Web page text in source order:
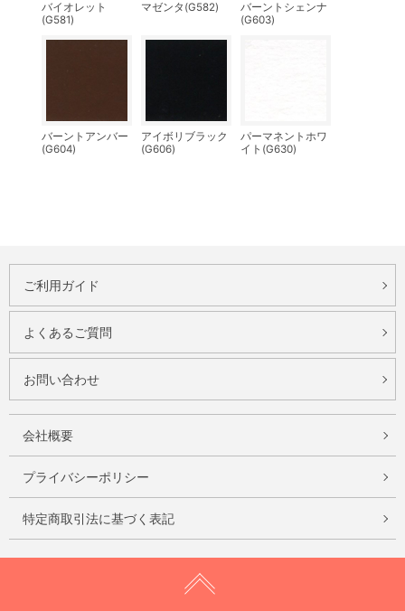
バイオレット
(G581)
マゼンタ(G582)
バーントシェンナ
(G603)
バーントアンバー
(G604)
アイボリブラック
(G606)
パーマネントホワ
イト(G630)
ご利用ガイド
よくあるご質問
お問い合わせ
会社概要
プライバシーポリシー
特定商取引法に基づく表記